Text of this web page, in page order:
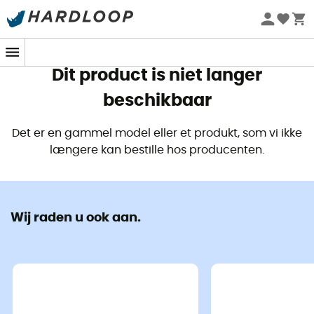
Zomeraanbiedingen 🔥 -5% EXTRA vanaf 2 producten* met
Dit product is niet langer
beschikbaar
Det er en gammel model eller et produkt, som vi ikke
længere kan bestille hos producenten.
Wij raden u ook aan.